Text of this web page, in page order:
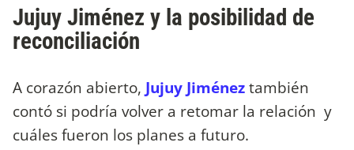
Jujuy Jiménez y la posibilidad de
reconciliación
A corazón abierto, Jujuy Jiméneztambién
contó si podría volver a retomar la relación y
cuáles fueron los planes a futuro.